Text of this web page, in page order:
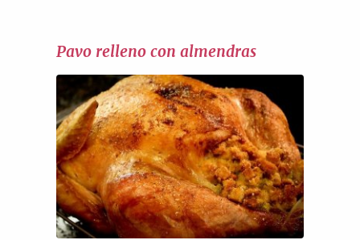
Pavo relleno con almendras